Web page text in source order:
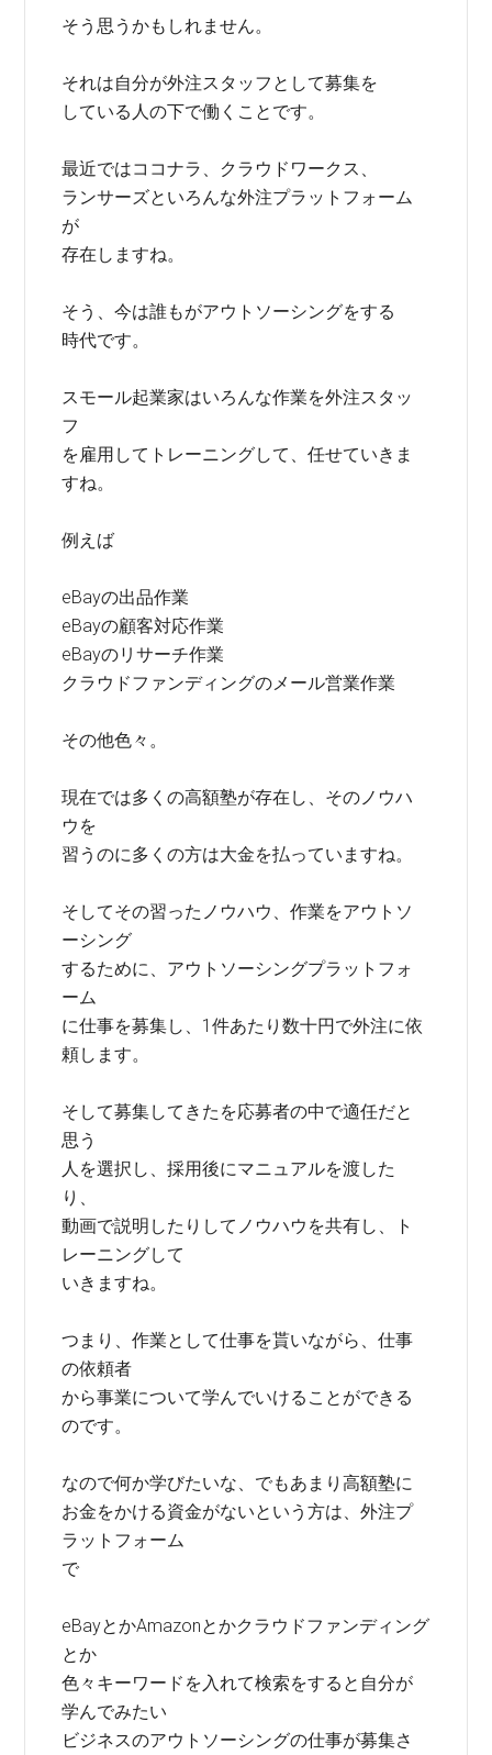
そう思うかもしれません。
それは自分が外注スタッフとして募集を
している人の下で働くことです。
最近ではココナラ、クラウドワークス、
ランサーズといろんな外注プラットフォーム
が
存在しますね。
そう、今は誰もがアウトソーシングをする
時代です。
スモール起業家はいろんな作業を外注スタッ
フ
を雇用してトレーニングして、任せていきま
すね。
例えば
eBayの出品作業
eBayの顧客対応作業
eBayのリサーチ作業
クラウドファンディングのメール営業作業
その他色々。
現在では多くの高額塾が存在し、そのノウハ
ウを
習うのに多くの方は大金を払っていますね。
そしてその習ったノウハウ、作業をアウトソ
ーシング
するために、アウトソーシングプラットフォ
ーム
に仕事を募集し、1件あたり数十円で外注に依
頼します。
そして募集してきたを応募者の中で適任だと
思う
人を選択し、採用後にマニュアルを渡した
り、
動画で説明したりしてノウハウを共有し、ト
レーニングして
いきますね。
つまり、作業として仕事を貰いながら、仕事
の依頼者
から事業について学んでいけることができる
のです。
なので何か学びたいな、でもあまり高額塾に
お金をかける資金がないという方は、外注プ
ラットフォーム
で
eBayとかAmazonとかクラウドファンディング
とか
色々キーワードを入れて検索をすると自分が
学んでみたい
ビジネスのアウトソーシングの仕事が募集さ